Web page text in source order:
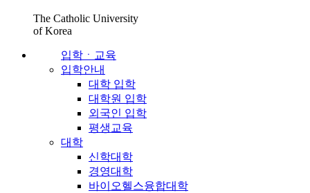
The Catholic University
of Korea
입학ㆍ교육
입학안내
대학 입학
대학원 입학
외국인 입학
평생교육
대학
신학대학
경영대학
바이오헬스융합대학